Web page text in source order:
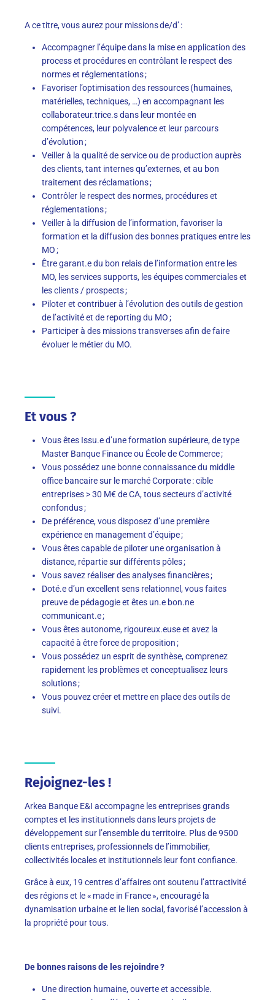
A ce titre, vous aurez pour missions de/d’ :
Accompagner l’équipe dans la mise en application des
process et procédures en contrôlant le respect des
normes et réglementations ;
Favoriser l’optimisation des ressources (humaines,
matérielles, techniques, …) en accompagnant les
collaborateur.trice.s dans leur montée en
compétences, leur polyvalence et leur parcours
d’évolution ;
Veiller à la qualité de service ou de production auprès
des clients, tant internes qu’externes, et au bon
traitement des réclamations ;
Contrôler le respect des normes, procédures et
réglementations ;
Veiller à la diffusion de l’information, favoriser la
formation et la diffusion des bonnes pratiques entre les
MO ;
Être garant.e du bon relais de l’information entre les
MO, les services supports, les équipes commerciales et
les clients / prospects ;
Piloter et contribuer à l’évolution des outils de gestion
de l’activité et de reporting du MO ;
Participer à des missions transverses afin de faire
évoluer le métier du MO.
Et vous ?
Vous êtes Issu.e d’une formation supérieure, de type
Master Banque Finance ou École de Commerce ;
Vous possédez une bonne connaissance du middle
office bancaire sur le marché Corporate : cible
entreprises > 30 M€ de CA, tous secteurs d’activité
confondus ;
De préférence, vous disposez d’une première
expérience en management d’équipe ;
Vous êtes capable de piloter une organisation à
distance, répartie sur différents pôles ;
Vous savez réaliser des analyses financières ;
Doté.e d’un excellent sens relationnel, vous faites
preuve de pédagogie et êtes un.e bon.ne
communicant.e ;
Vous êtes autonome, rigoureux.euse et avez la
capacité à être force de proposition ;
Vous possédez un esprit de synthèse, comprenez
rapidement les problèmes et conceptualisez leurs
solutions ;
Vous pouvez créer et mettre en place des outils de
suivi.
Rejoignez-les !
Arkea Banque E&I accompagne les entreprises grands
comptes et les institutionnels dans leurs projets de
développement sur l’ensemble du territoire. Plus de 9500
clients entreprises, professionnels de l’immobilier,
collectivités locales et institutionnels leur font confiance.
Grâce à eux, 19 centres d’affaires ont soutenu l’attractivité
des régions et le « made in France », encouragé la
dynamisation urbaine et le lien social, favorisé l’accession à
la propriété pour tous.
De bonnes raisons de les rejoindre ?
Une direction humaine, ouverte et accessible.